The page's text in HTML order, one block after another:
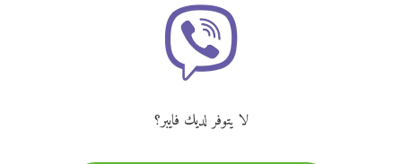
لا يتوفر لديك فايبر؟